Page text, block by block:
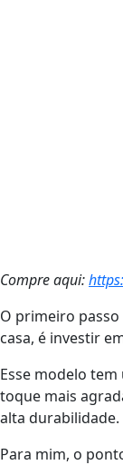
Compre aqui:
O primeiro
casa, é investir
Esse modelo tem
toque mais
alta durabilidade.
Para mim, o